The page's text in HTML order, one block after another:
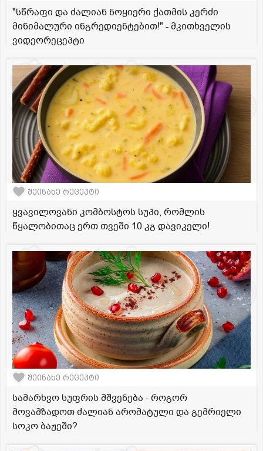
"სწრაფი და ძალიან ნოყიერი ქათმის კერძი
მინიმალური ინგრედიენტებით!" - მკითხველის
ვიდეორეცეპტი
შეინახე რეცეპტი
ყვავილოვანი კომბოსტოს სუპი, რომლის
წყალობითაც ერთ თვეში 10 კგ დავიკელი!
შეინახე რეცეპტი
სამარხვო სუფრის მშვენება - როგორ
მოვამზადოთ ძალიან არომატული და გემრიელი
სოკო ბაჟეში?